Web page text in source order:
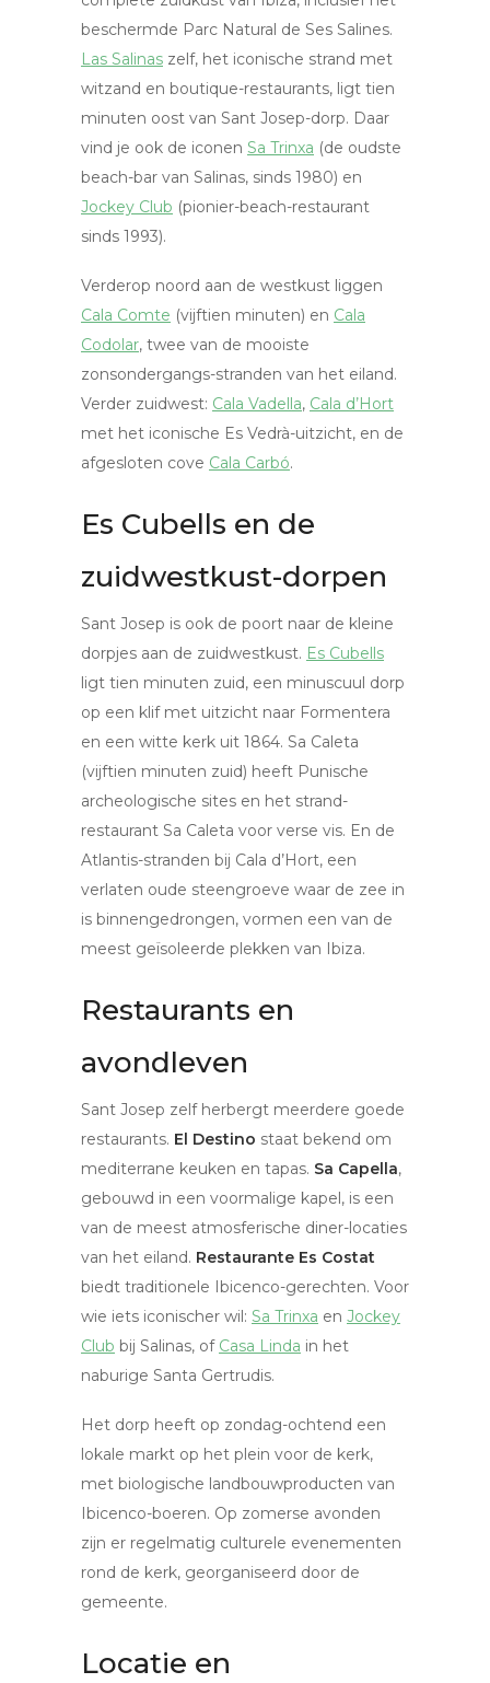
beschermde Parc Natural de Ses Salines.
Las Salinas zelf, het iconische strand met
witzand en boutique-restaurants, ligt tien
minuten oost van Sant Josep-dorp. Daar
vind je ook de iconen Sa Trinxa (de oudste
beach-bar van Salinas, sinds 1980) en
Jockey Club (pionier-beach-restaurant
sinds 1993).
Verderop noord aan de westkust liggen
Cala Comte (vijftien minuten) en Cala
Codolar, twee van de mooiste
zonsondergangs-stranden van het eiland.
Verder zuidwest: Cala Vadella, Cala d’Hort
met het iconische Es Vedrà-uitzicht, en de
afgesloten cove Cala Carbó.
Es Cubells en de
zuidwestkust-dorpen
Sant Josep is ook de poort naar de kleine
dorpjes aan de zuidwestkust. Es Cubells
ligt tien minuten zuid, een minuscuul dorp
op een klif met uitzicht naar Formentera
en een witte kerk uit 1864. Sa Caleta
(vijftien minuten zuid) heeft Punische
archeologische sites en het strand-
restaurant Sa Caleta voor verse vis. En de
Atlantis-stranden bij Cala d’Hort, een
verlaten oude steengroeve waar de zee in
is binnengedrongen, vormen een van de
meest geïsoleerde plekken van Ibiza.
Restaurants en
avondleven
Sant Josep zelf herbergt meerdere goede
restaurants. El Destino staat bekend om
mediterrane keuken en tapas. Sa Capella,
gebouwd in een voormalige kapel, is een
van de meest atmosferische diner-locaties
van het eiland. Restaurante Es Costat
biedt traditionele Ibicenco-gerechten. Voor
wie iets iconischer wil: Sa Trinxa en Jockey
Club bij Salinas, of Casa Linda in het
naburige Santa Gertrudis.
Het dorp heeft op zondag-ochtend een
lokale markt op het plein voor de kerk,
met biologische landbouwproducten van
Ibicenco-boeren. Op zomerse avonden
zijn er regelmatig culturele evenementen
rond de kerk, georganiseerd door de
gemeente.
Locatie en